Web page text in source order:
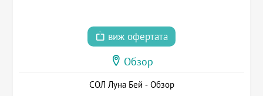
виж офертата
Обзор
СОЛ Луна Бей - Обзор